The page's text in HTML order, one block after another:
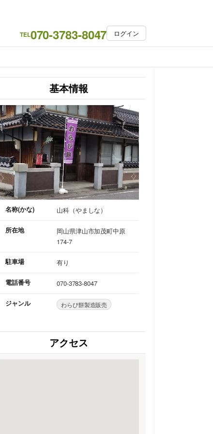
TEL070-3783-8047 ログイン
基本情報
名称(かな) 山科（やましな）
所在地
岡山県津山市加茂町中原
174-7
駐車場 有り
電話番号 070-3783-8047
ジャンル わらび餅製造販売
アクセス